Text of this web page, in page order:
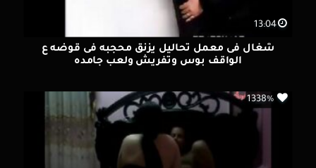
13:04
شغال فى معمل تحاليل يزنق محجبه فى قوضه ع
الواقف بوس وتفريش ولعب جامده
1338%